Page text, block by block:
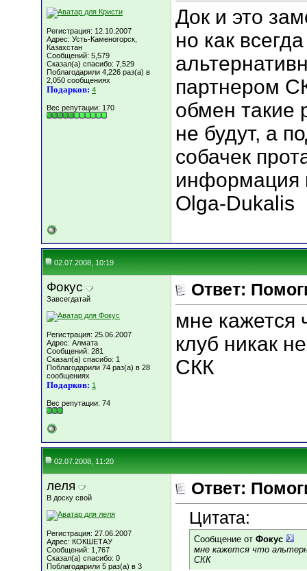
Регистрация: 12.10.2007
Адрес: Усть-Каменогорск,
Казахстан
Сообщений: 5,579
Сказал(а) спасибо: 7,529
Поблагодарили 4,226 раз(а) в
2,050 сообщениях
Подарков: 4
Вес репутации: 170
Док и это
но как
партнером
обмен такие
не будут, а
собачек
информация
Olga-Dukalis
02.07.2008, 10:19
Фокус
Завсегдатай
Регистрация: 25.06.2007
Адрес: Алмата
Сообщений: 281
Сказал(а) спасибо: 1
Поблагодарили 74 раз(а) в 28
сообщениях
Подарков: 1
Вес репутации: 74
Ответ:
мне кажется
клуб никак
СКК
02.07.2008, 11:20
леля
В доску свой
Регистрация: 27.06.2007
Адрес: КОКШЕТАУ
Сообщений: 1,767
Сказал(а) спасибо: 0
Поблагодарили 5 раз(а) в 3
Ответ:
Цитата:
Сообщение от Фокус
мне кажется что
СКК